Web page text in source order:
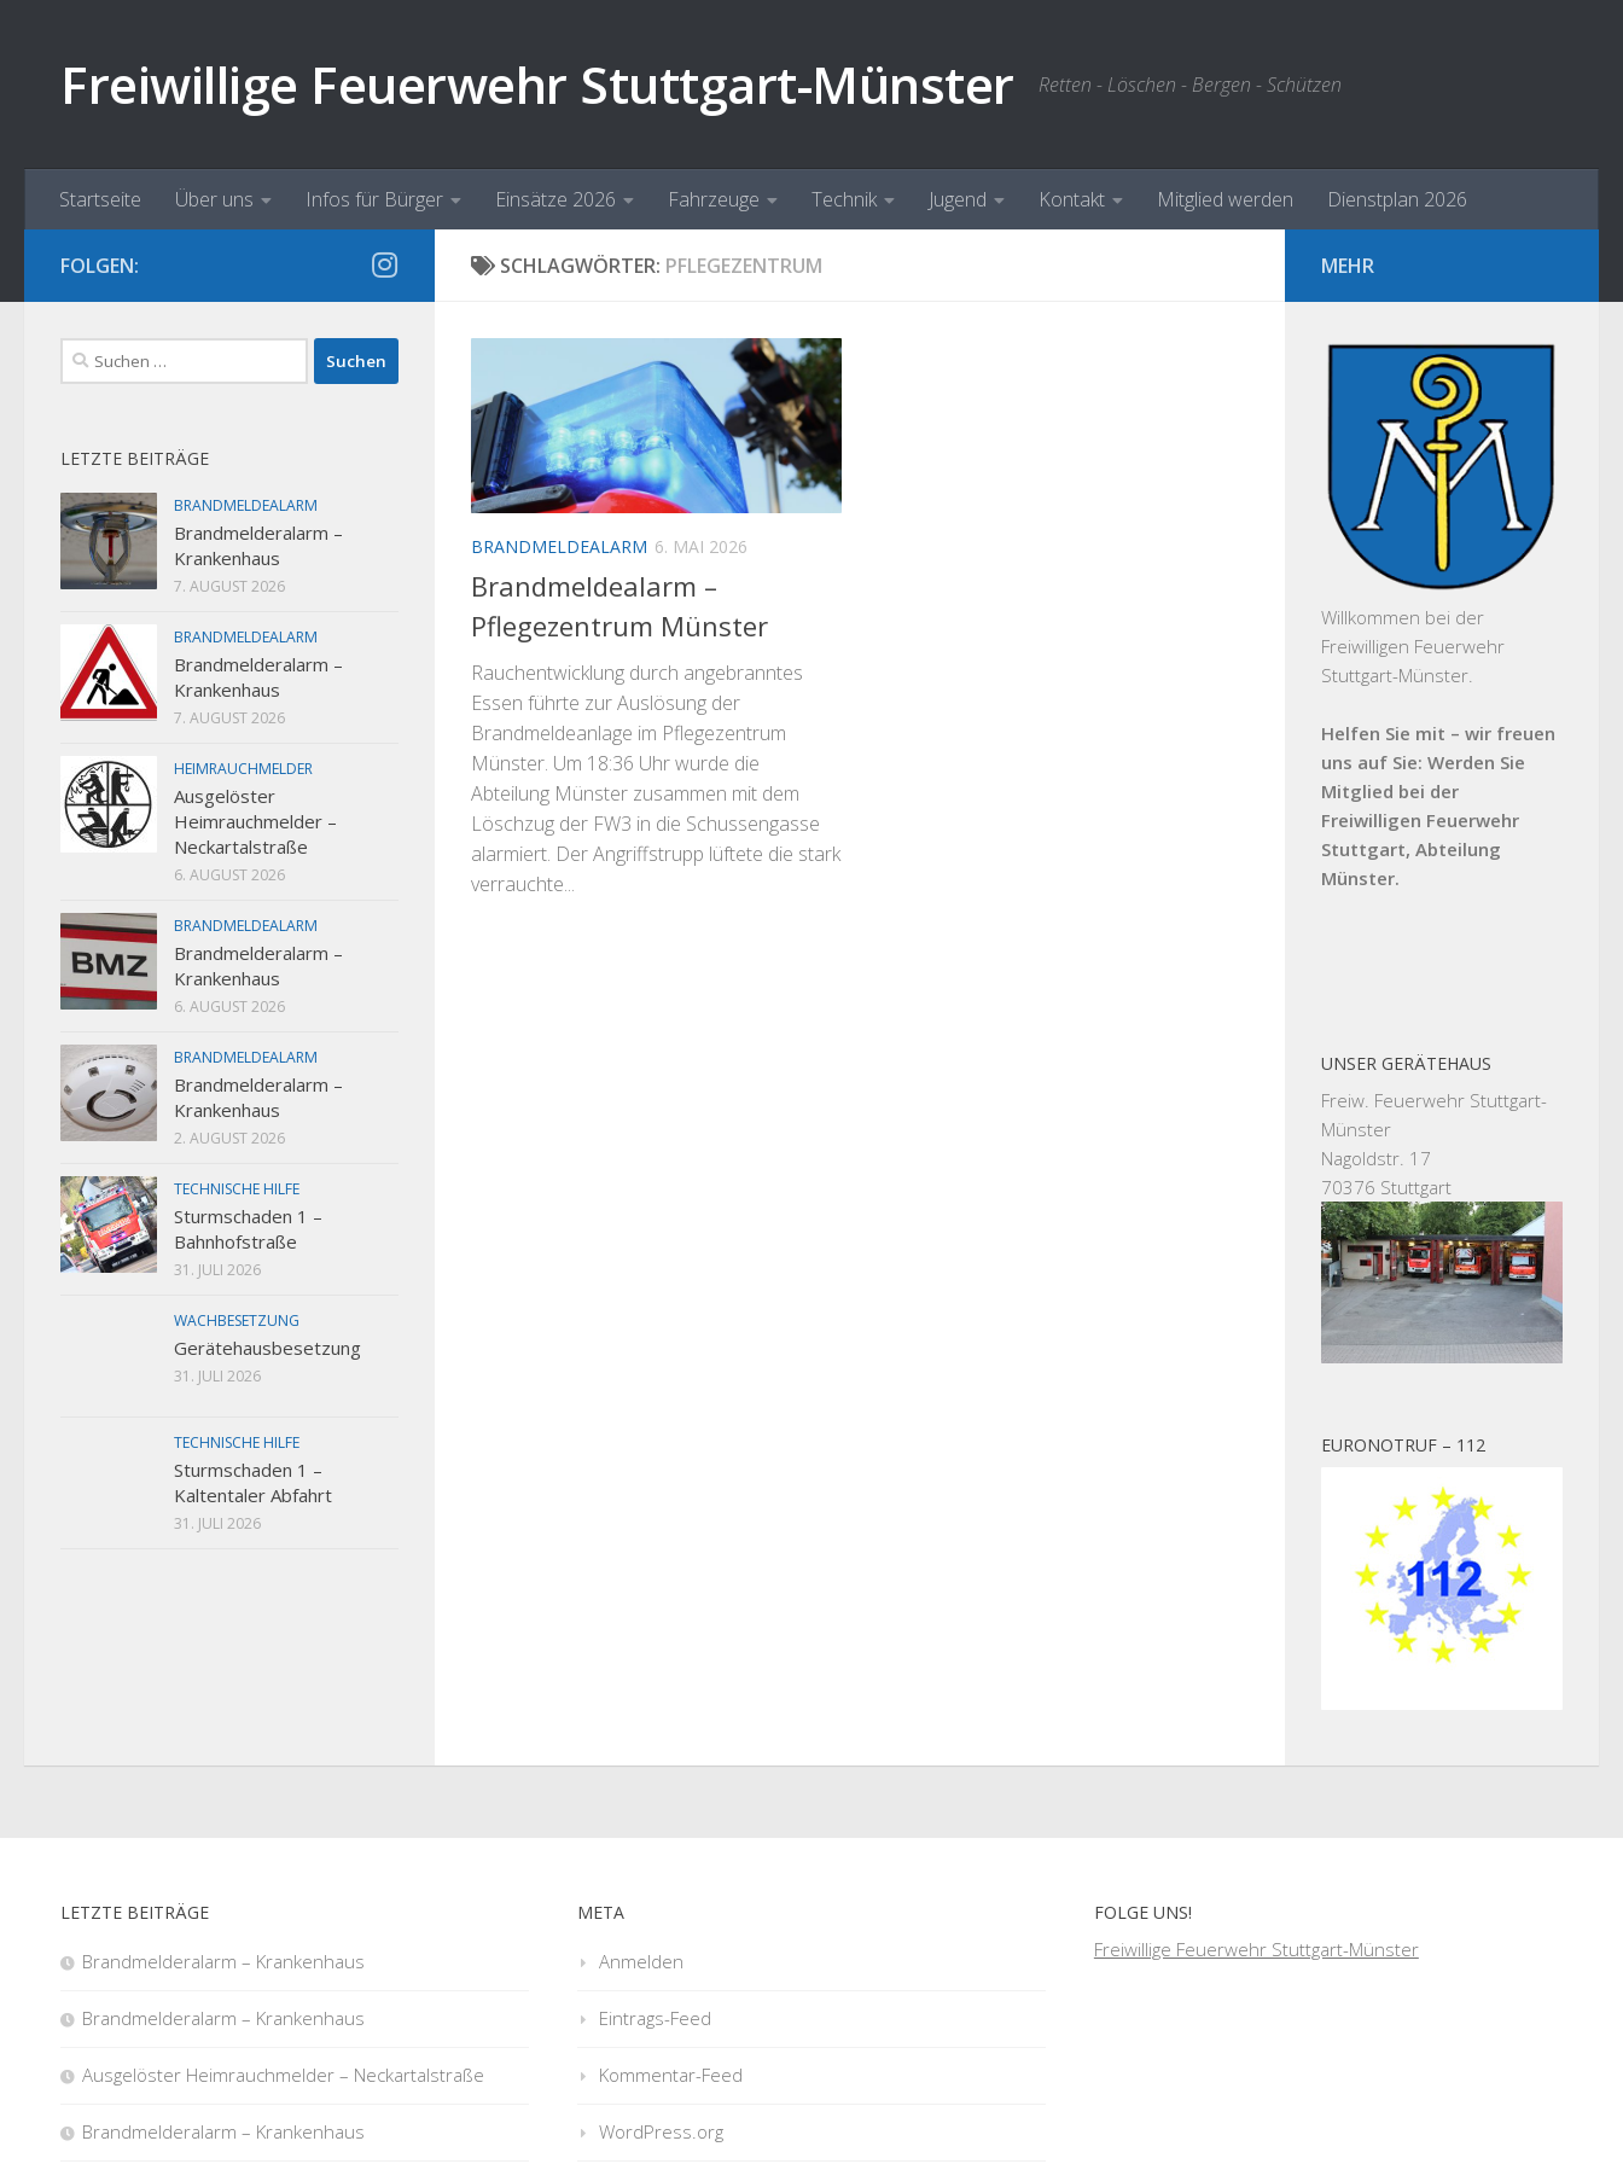
Freiwillige Feuerwehr Stuttgart-Münster Retten - Löschen - Bergen - Schützen
Startseite Über uns Infos für Bürger Einsätze 2026 Fahrzeuge Technik Jugend Kontakt Mitglied werden Dienstplan 2026
SCHLAGWÖRTER: PFLEGEZENTRUM
BRANDMELDEALARM 6. MAI 2026
Brandmeldealarm –
Pflegezentrum Münster
Rauchentwicklung durch angebranntes
Essen führte zur Auslösung der
Brandmeldeanlage im Pflegezentrum
Münster. Um 18:36 Uhr wurde die
Abteilung Münster zusammen mit dem
Löschzug der FW3 in die Schussengasse
alarmiert. Der Angriffstrupp lüftete die stark
verrauchte...
FOLGEN:
Suchen
nach:
LETZTE BEITRÄGE
BRANDMELDEALARM
Brandmelderalarm –
Krankenhaus
7. AUGUST 2026
BRANDMELDEALARM
Brandmelderalarm –
Krankenhaus
7. AUGUST 2026
HEIMRAUCHMELDER
Ausgelöster
Heimrauchmelder –
Neckartalstraße
6. AUGUST 2026
BRANDMELDEALARM
Brandmelderalarm –
Krankenhaus
6. AUGUST 2026
BRANDMELDEALARM
Brandmelderalarm –
Krankenhaus
2. AUGUST 2026
TECHNISCHE HILFE
Sturmschaden 1 –
Bahnhofstraße
31. JULI 2026
WACHBESETZUNG
Gerätehausbesetzung
31. JULI 2026
TECHNISCHE HILFE
Sturmschaden 1 –
Kaltentaler Abfahrt
31. JULI 2026
MEHR
Willkommen bei der
Freiwilligen Feuerwehr
Stuttgart-Münster.
Helfen Sie mit – wir freuen
uns auf Sie: Werden Sie
Mitglied bei der
Freiwilligen Feuerwehr
Stuttgart, Abteilung
Münster.
UNSER GERÄTEHAUS
Freiw. Feuerwehr Stuttgart-
Münster
Nagoldstr. 17
70376 Stuttgart
EURONOTRUF – 112
LETZTE BEITRÄGE
Brandmelderalarm – Krankenhaus
Brandmelderalarm – Krankenhaus
Ausgelöster Heimrauchmelder – Neckartalstraße
Brandmelderalarm – Krankenhaus
META
Anmelden
Eintrags-Feed
Kommentar-Feed
WordPress.org
FOLGE UNS!
Freiwillige Feuerwehr Stuttgart-Münster